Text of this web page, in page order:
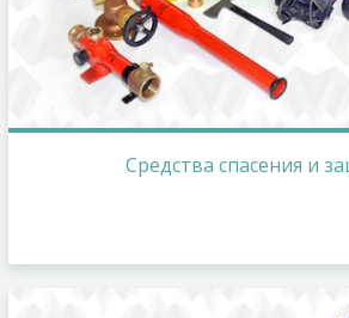
Средства спасения и